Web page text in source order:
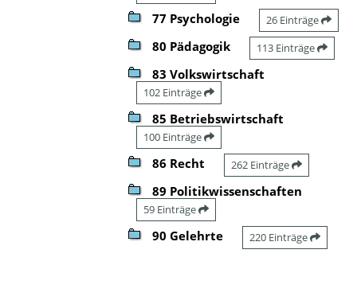
77 Psychologie 26 Einträge
80 Pädagogik 113 Einträge
83 Volkswirtschaft
102 Einträge
85 Betriebswirtschaft
100 Einträge
86 Recht 262 Einträge
89 Politikwissenschaften
59 Einträge
90 Gelehrte 220 Einträge